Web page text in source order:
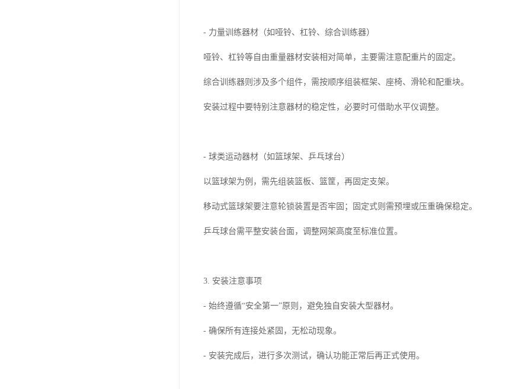
- 力量训练器材（如哑铃、杠铃、综合训练器）
哑铃、杠铃等自由重量器材安装相对简单，主要需注意配重片的固定。
综合训练器则涉及多个组件，需按顺序组装框架、座椅、滑轮和配重块。
安装过程中要特别注意器材的稳定性，必要时可借助水平仪调整。
- 球类运动器材（如篮球架、乒乓球台）
以篮球架为例，需先组装篮板、篮筐，再固定支架。
移动式篮球架要注意轮锁装置是否牢固；固定式则需预埋或压重确保稳定。
乒乓球台需平整安装台面，调整网架高度至标准位置。
3. 安装注意事项
- 始终遵循“安全第一”原则，避免独自安装大型器材。
- 确保所有连接处紧固，无松动现象。
- 安装完成后，进行多次测试，确认功能正常后再正式使用。